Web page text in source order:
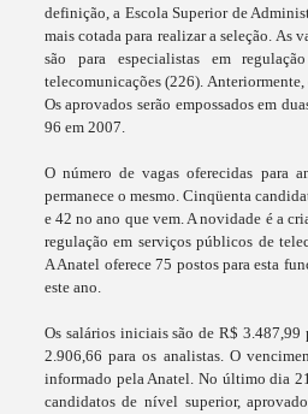
definição, a Escola Superior de
mais cotada para realizar a seleção. As
são para especialistas em
telecomunicações (226).
Os aprovados serão empossados em
96 em 2007.
O número de vagas oferecidas para
permanece o mesmo. Cinqüenta
e 42 no ano que vem. A novidade é a
regulação em serviços públicos de
A Anatel oferece 75 postos para esta
este ano.
Os salários iniciais são de R$ 3.487,99
2.906,66 para os analistas. O
informado pela Anatel. No último dia
candidatos de nível superior,